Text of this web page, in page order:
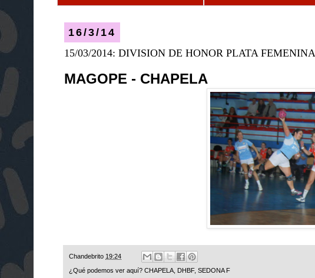
16/3/14
15/03/2014: DIVISION DE HONOR PLATA FEMENINA
MAGOPE - CHAPELA
Chandebrito 19:24
¿Qué podemos ver aquí? CHAPELA DHBF, SEDONA F